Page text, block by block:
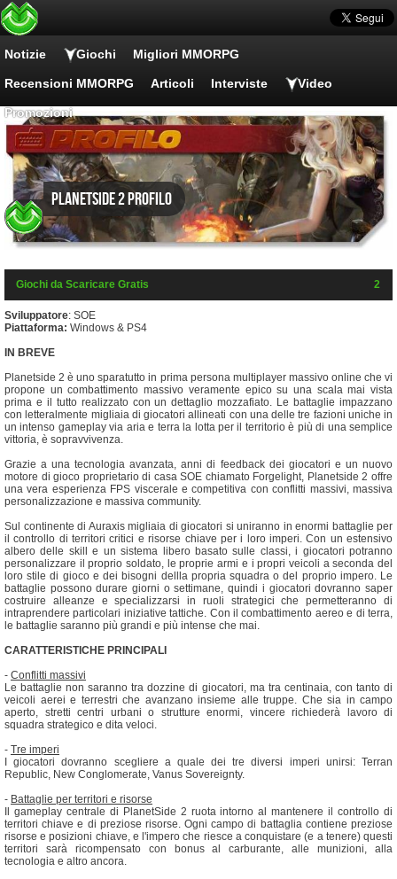
Notizie Giochi Migliori MMORPG
Recensioni MMORPG Articoli Interviste Video
Promozioni
Planetside 2 Profilo
Giochi da Scaricare Gratis 2
Sviluppatore: SOE
Piattaforma: Windows & PS4
IN BREVE
Planetside 2 è uno sparatutto in prima persona multiplayer massivo online che vi
propone un combattimento massivo veramente epico su una scala mai vista
prima e il tutto realizzato con un dettaglio mozzafiato. Le battaglie impazzano
con letteralmente migliaia di giocatori allineati con una delle tre fazioni uniche in
un intenso gameplay via aria e terra la lotta per il territorio è più di una semplice
vittoria, è sopravvivenza.
Grazie a una tecnologia avanzata, anni di feedback dei giocatori e un nuovo
motore di gioco proprietario di casa SOE chiamato Forgelight, Planetside 2 offre
una vera esperienza FPS viscerale e competitiva con conflitti massivi, massiva
personalizzazione e massiva community.
Sul continente di Auraxis migliaia di giocatori si uniranno in enormi battaglie per
il controllo di territori critici e risorse chiave per i loro imperi. Con un estensivo
albero delle skill e un sistema libero basato sulle classi, i giocatori potranno
personalizzare il proprio soldato, le proprie armi e i propri veicoli a seconda del
loro stile di gioco e dei bisogni dellla propria squadra o del proprio impero. Le
battaglie possono durare giorni o settimane, quindi i giocatori dovranno saper
costruire alleanze e specializzarsi in ruoli strategici che permetteranno di
intraprendere particolari iniziative tattiche. Con il combattimento aereo e di terra,
le battaglie saranno più grandi e più intense che mai.
CARATTERISTICHE PRINCIPALI
- Conflitti massivi
Le battaglie non saranno tra dozzine di giocatori, ma tra centinaia, con tanto di
veicoli aerei e terrestri che avanzano insieme alle truppe. Che sia in campo
aperto, stretti centri urbani o strutture enormi, vincere richiederà lavoro di
squadra strategico e dita veloci.
- Tre imperi
I giocatori dovranno scegliere a quale dei tre diversi imperi unirsi: Terran
Republic, New Conglomerate, Vanus Sovereignty.
- Battaglie per territori e risorse
Il gameplay centrale di PlanetSide 2 ruota intorno al mantenere il controllo di
territori chiave e di preziose risorse. Ogni campo di battaglia contiene preziose
risorse e posizioni chiave, e l'impero che riesce a conquistare (e a tenere) questi
territori sarà ricompensato con bonus al carburante, alle munizioni, alla
tecnologia e altro ancora.